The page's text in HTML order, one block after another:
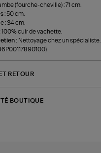
(fourche-cheville) : 71 cm.
: 50 cm.
: 34 cm.
100% cuir de vachette.
: Nettoyage chez un spécialiste.
RETOUR
BOUTIQUE